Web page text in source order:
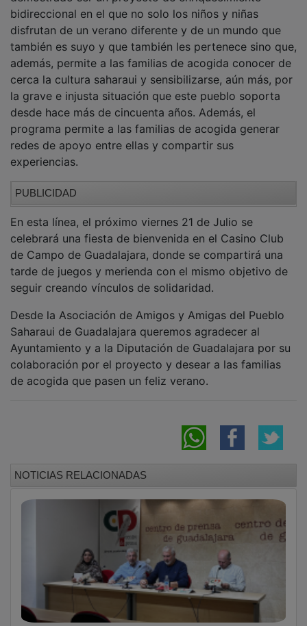
relaciones de solidaridad con el pueblo saharaui,
convirtiéndose estos niños y niñas en embajadores y
embajadoras de la causa saharaui con el objetivo de
que ésta no caiga en el olvido internacional.
La trayectoria del programa Vacaciones en Paz ha
demostrado ser un proyecto de enriquecimiento
bidireccional en el que no solo los niños y niñas
disfrutan de un verano diferente y de un mundo que
también es suyo y que también les pertenece sino que,
además, permite a las familias de acogida conocer de
desde hace más de cincuenta años. Además, el
programa permite a las familias de acogida generar
experiencias.
PUBLICIDAD